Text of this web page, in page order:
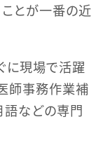
ことが一番の近
に現場で活躍
師事務作業補
などの専門